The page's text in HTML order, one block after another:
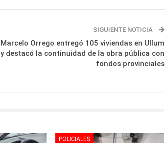
SIGUIENTE NOTICIA
Marcelo Orrego entregó 105 viviendas en Ullum
y destacó la continuidad de la obra pública con
fondos provinciales
POLICIALES